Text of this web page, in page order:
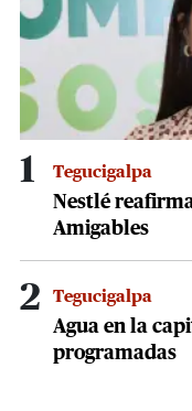
1 Tegucigalpa
Nestlé
Amigables
2 Tegucigalpa
Agua en la
programadas